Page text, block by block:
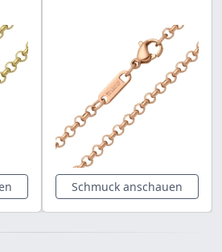
Schmuck anschauen